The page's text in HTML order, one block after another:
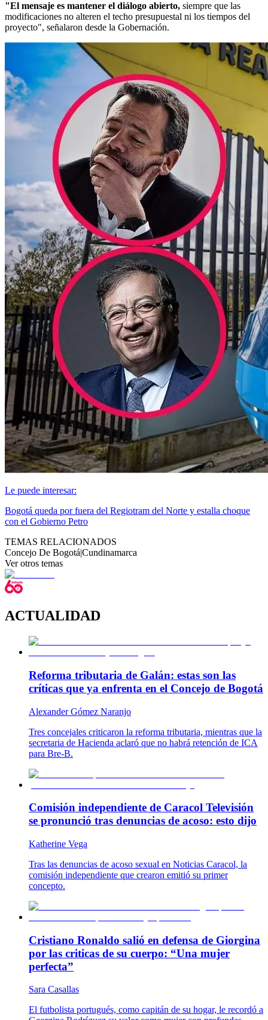
"El mensaje es mantener el diálogo abierto, siempre que las
modificaciones no alteren el techo presupuestal ni los tiempos del
proyecto", señalaron desde la Gobernación.
Le puede interesar:
Bogotá queda por fuera del Regiotram del Norte y estalla choque
con el Gobierno Petro
TEMAS RELACIONADOS
Concejo De Bogotá|Cundinamarca
Ver otros temas
ACTUALIDAD
Reforma tributaria de Galán: estas son las
críticas que ya enfrenta en el Concejo de Bogotá
Alexander Gómez Naranjo
Tres concejales criticaron la reforma tributaria, mientras que la
secretaria de Hacienda aclaró que no habrá retención de ICA
para Bre-B.
Comisión independiente de Caracol Televisión
se pronunció tras denuncias de acoso: esto dijo
Katherine Vega
Tras las denuncias de acoso sexual en Noticias Caracol, la
comisión independiente que crearon emitió su primer
concepto.
Cristiano Ronaldo salió en defensa de Giorgina
por las criticas de su cuerpo: “Una mujer
perfecta”
Sara Casallas
El futbolista portugués, como capitán de su hogar, le recordó a